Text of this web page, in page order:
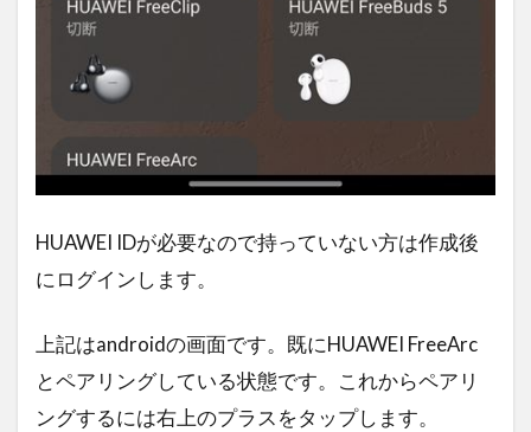
HUAWEI IDが必要なので持っていない方は作成後
にログインします。
上記はandroidの画面です。既にHUAWEI FreeArc
とペアリングしている状態です。これからペアリ
ングするには右上のプラスをタップします。